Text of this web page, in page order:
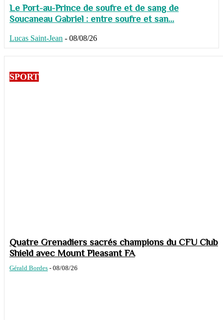
Le Port-au-Prince de soufre et de sang de
Soucaneau Gabriel : entre soufre et san...
Lucas Saint-Jean - 08/08/26
SPORT
Quatre Grenadiers sacrés champions du CFU Club
Shield avec Mount Pleasant FA
Gérald Bordes - 08/08/26